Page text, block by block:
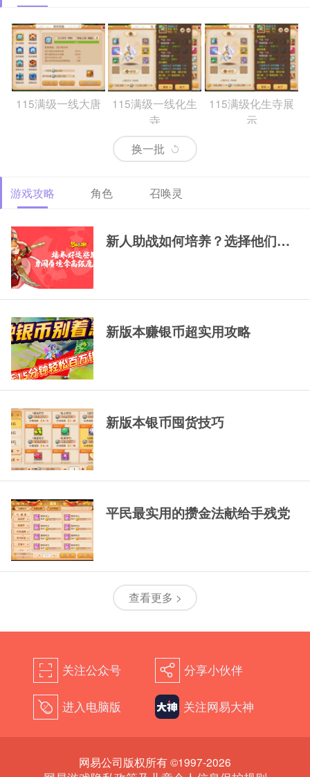
115满级一线大唐
115满级一线化生
寺
115满级化生寺展
示
示
示
换一批
游戏攻略 角色 召唤灵
新人助战如何培养？选择他们，一
新版本赚银币超实用攻略
新版本银币囤货技巧
平民最实用的攒金法献给手残党
查看更多 >
򰀁 关注公众号 򰀂 分享小伙伴
򰀄 进入电脑版 关注网易大神
网易公司版权所有 ©1997-2026